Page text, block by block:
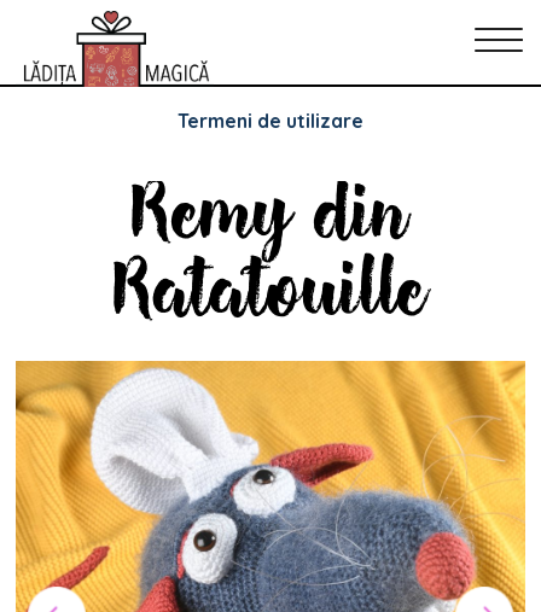
Remy din
Ratatouille
Politica de cookie-uri
Termeni de utilizare